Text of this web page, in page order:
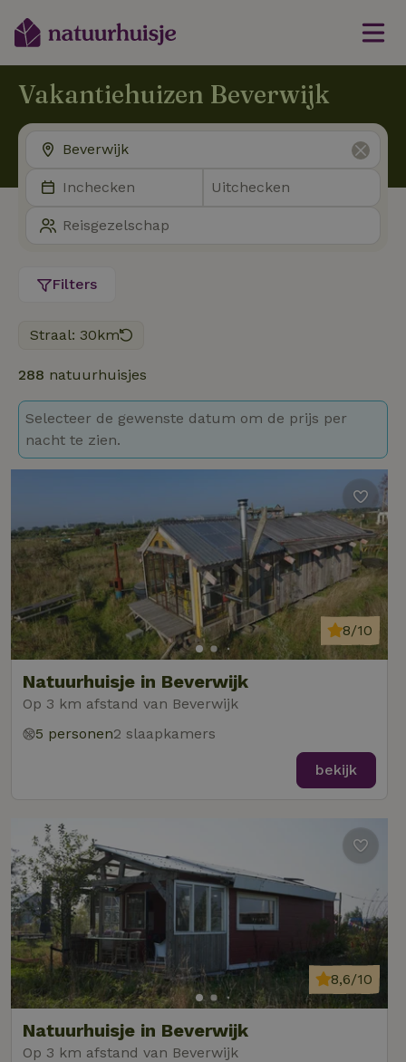
Vakantiehuizen Beverwijk
Filters
Straal: 30km
288 natuurhuisjes
Selecteer de gewenste datum om de prijs per
nacht te zien.
Natuurhuisje in Beverwijk
Op 3 km afstand van Beverwijk
8/10
5 personen2 slaapkamers
bekijk
Natuurhuisje in Beverwijk
Op 3 km afstand van Beverwijk
8,6/10